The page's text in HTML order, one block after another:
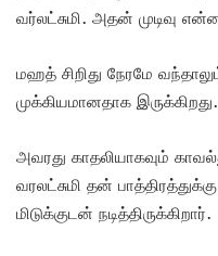
வர்லட்சுமி. அதன் முடிவு
மஹத் சிறிது நேரமே
முக்கியமானதாக இருக்கிறது.
அவரது காதலியாகவும்
வரலட்சுமி தன்
மிடுக்குடன் நடித்திருக்கிறார்.